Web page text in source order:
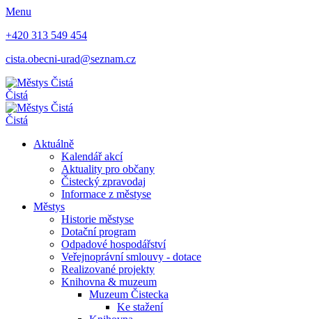
Menu
+420 313 549 454
cista.obecni-urad@seznam.cz
Čistá
Čistá
Aktuálně
Kalendář akcí
Aktuality pro občany
Čistecký zpravodaj
Informace z městyse
Městys
Historie městyse
Dotační program
Odpadové hospodářství
Veřejnoprávní smlouvy - dotace
Realizované projekty
Knihovna & muzeum
Muzeum Čistecka
Ke stažení